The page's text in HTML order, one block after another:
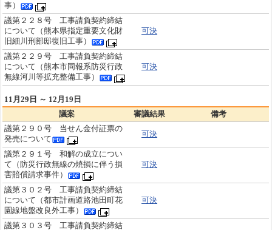
事）
議第２２８号 工事請負契約締結
について（熊本県指定重要文化財
旧細川刑部邸復旧工事）
可決
議第２２９号 工事請負契約締結
について（熊本市同報系防災行政
無線河川等拡充整備工事）
可決
11月29日 ～ 12月19日
議案
審議結果
備考
議第２９０号 当せん金付証票の
発売について
可決
議第２９１号 和解の成立につい
て（防災行政無線の焼損に伴う損
害賠償請求事件）
可決
議第３０２号 工事請負契約締結
について（都市計画道路池田町花
園線地盤改良外工事）
可決
議第３０３号 工事請負契約締結